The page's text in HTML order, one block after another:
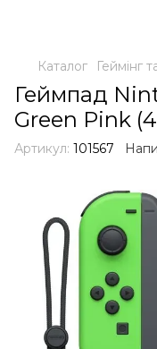
Каталог Геймінг
Геймпад
Green Pink
Артикул: 101567